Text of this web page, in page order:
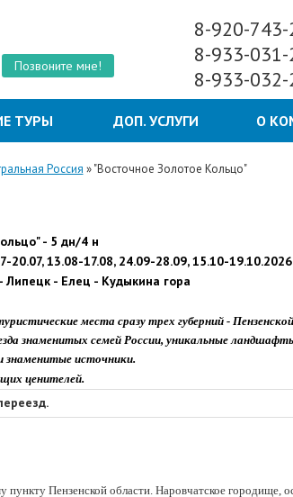
Позвоните мне!
8-920-
8-933-
8-933-
ТУРЫ ДОП. УСЛУГИ О
Россия »"Восточное Золотое Кольцо"
- 5 дн/4 н
20.07,13.08-17.08, 24.09-28.09,15.10-19.10.2026
Липецк - Елец - Кудыкина гора
места сразу трех губерний -
знаменитых семей России, уникальные
источники.
ценителей.
Пензенской области. Наровчатское городище,